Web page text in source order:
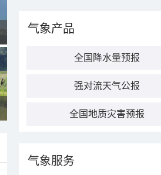
气象产品
全国降水量预报
强对流天气公报
全国地质灾害预报
气象服务